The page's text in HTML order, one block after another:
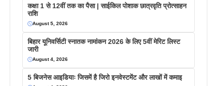
कक्षा 1 से 12वीं तक का पैसा | साईकिल पोशाक छात्रवृति प्रोत्साहन
राशि
August 5, 2026
बिहार यूनिवर्सिटी स्नातक नामांकन 2026 के लिए 5वीं मेरिट लिस्ट
जारी
August 4, 2026
5 बिजनेस आइडियाः जिसमें है जिरो इनवेस्टमेंट और लाखों में कमाइ